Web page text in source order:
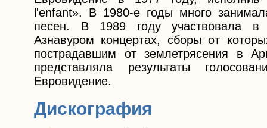
l'enfant». В 1980-е годы много
песен. В 1989 году участвовала в
Азнавуром концертах, сборы от
пострадавшим от землетрясения в
представляла результаты
Евровидение.
Дискография